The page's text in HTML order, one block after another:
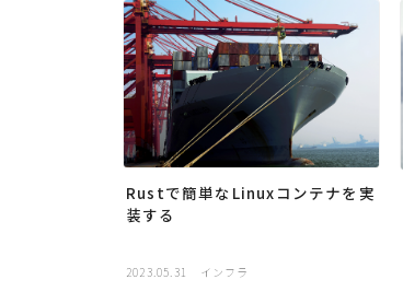
Rustで簡単なLinuxコンテナを実
装する
2023.05.31 インフラ